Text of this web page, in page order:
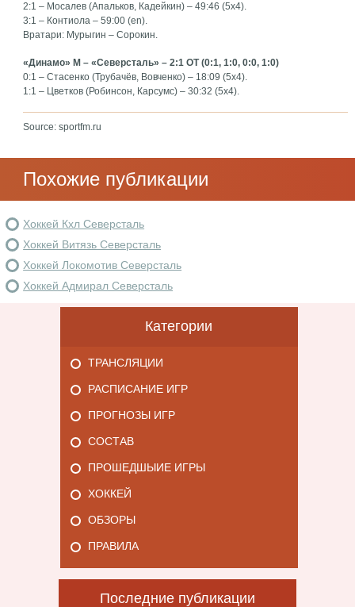
2:1 – Мосалев (Апальков, Кадейкин) – 49:46 (5x4).
3:1 – Контиола – 59:00 (en).
Вратари: Мурыгин – Сорокин.
«Динамо» М – «Северсталь» – 2:1 ОТ (0:1, 1:0, 0:0, 1:0)
0:1 – Стасенко (Трубачёв, Вовченко) – 18:09 (5x4).
1:1 – Цветков (Робинсон, Карсумс) – 30:32 (5x4).
Source: sportfm.ru
Похожие публикации
Хоккей Кхл Северсталь
Хоккей Витязь Северсталь
Хоккей Локомотив Северсталь
Хоккей Адмирал Северсталь
Категории
ТРАНСЛЯЦИИ
РАСПИСАНИЕ ИГР
ПРОГНОЗЫ ИГР
СОСТАВ
ПРОШЕДШЫИЕ ИГРЫ
ХОККЕЙ
ОБЗОРЫ
ПРАВИЛА
Последние публикации